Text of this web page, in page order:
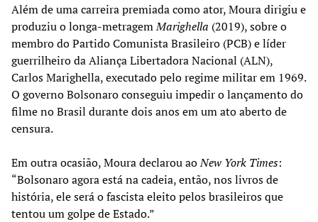
Além de uma carreira premiada como ator, Moura dirigiu e
produziu o longa-metragemMarighella (2019), sobre o
membro do Partido Comunista Brasileiro (PCB) e líder
guerrilheiro da Aliança Libertadora Nacional (ALN),
Carlos Marighella, executado pelo regime militar em 1969.
O governo Bolsonaro conseguiu impedir o lançamento do
filme no Brasil durante dois anos em um ato aberto de
censura.
Em outra ocasião, Moura declarou aoNew York Times:
“Bolsonaro agora está na cadeia, então, nos livros de
história, ele será o fascista eleito pelos brasileiros que
tentou um golpe de Estado.”